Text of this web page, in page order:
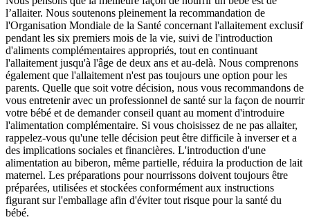
l’allaiter. Nous soutenons pleinement la recommandation de
l'Organisation Mondiale de la Santé concernant l'allaitement exclusif
pendant les six premiers mois de la vie, suivi de l'introduction
d'aliments complémentaires appropriés, tout en continuant
l'allaitement jusqu'à l'âge de deux ans et au-delà. Nous comprenons
également que l'allaitement n'est pas toujours une option pour les
parents. Quelle que soit votre décision, nous vous recommandons de
vous entretenir avec un professionnel de santé sur la façon de nourrir
votre bébé et de demander conseil quant au moment d'introduire
l'alimentation complémentaire. Si vous choisissez de ne pas allaiter,
rappelez-vous qu'une telle décision peut être difficile à inverser et a
des implications sociales et financières. L'introduction d'une
alimentation au biberon, même partielle, réduira la production de lait
maternel. Les préparations pour nourrissons doivent toujours être
préparées, utilisées et stockées conformément aux instructions
figurant sur l'emballage afin d'éviter tout risque pour la santé du
bébé.